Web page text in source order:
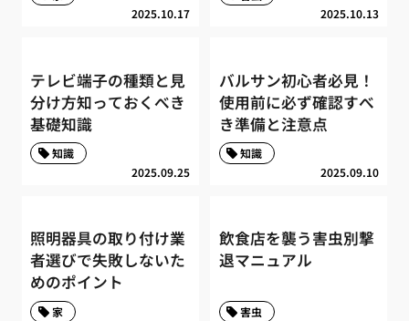
2025.10.17 2025.10.13
テレビ端子の種類と見
分け方知っておくべき
基礎知識
2025.09.25
知識
バルサン初心者必見！
使用前に必ず確認すべ
き準備と注意点
2025.09.10
知識
照明器具の取り付け業
者選びで失敗しないた
めのポイント
家
飲食店を襲う害虫別撃
退マニュアル
害虫